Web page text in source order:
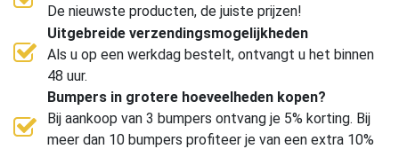
De nieuwste producten, de juiste prijzen!
Uitgebreide verzendingsmogelijkheden
Als u op een werkdag bestelt, ontvangt u het binnen
48 uur.
Bumpers in grotere hoeveelheden kopen?
Bij aankoop van 3 bumpers ontvang je 5% korting. Bij
meer dan 10 bumpers profiteer je van een extra 10%